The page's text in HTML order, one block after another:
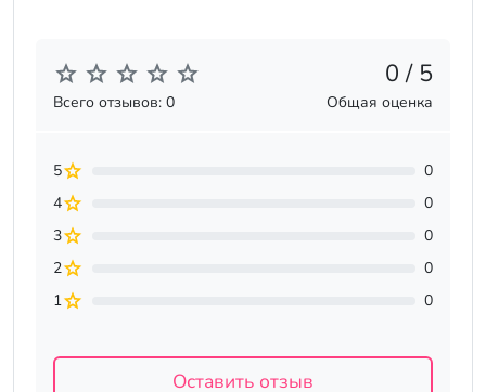
0 / 5
Всего отзывов: 0 Общая оценка
5
0
4
0
3
0
2
0
1
0
Оставить отзыв